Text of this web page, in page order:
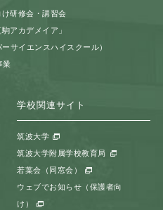
研修会・講習会
アカデメイア」
サイエンスハイスクール）
業
学校関連サイト
筑波大学
筑波大学附属学校教育局
若葉会（同窓会）
ウェブでお知らせ（保護者向
け）